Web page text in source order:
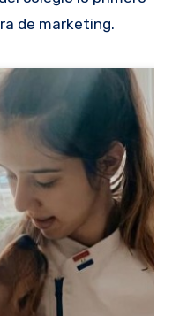
de marketing.